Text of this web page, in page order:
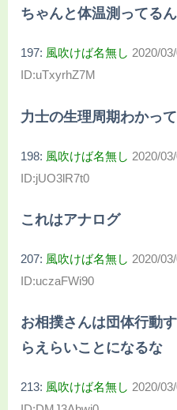
ちゃんと体温測ってる
197: 風吹けば名無し 2020/
ID:uTxyrhZ7M
力士の生理周期わかっ
198: 風吹けば名無し 2020/
ID:jUO3lR7t0
これはアナログ
207: 風吹けば名無し 2020/
ID:uczaFWi90
お相撲さんは団体行動
らえらいことになるな
213: 風吹けば名無し 2020/